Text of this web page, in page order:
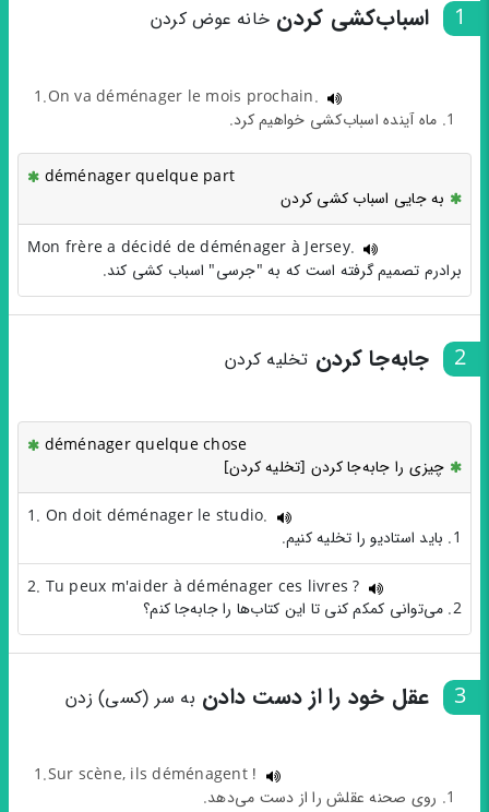
1 اسباب‌کشی کردن خانه عوض کردن
1.On va déménager le mois prochain.
1. ماه آینده اسباب‌کشی خواهیم کرد.
déménager quelque part
به جایی اسباب کشی کردن
Mon frère a décidé de déménager à Jersey.
برادرم تصمیم گرفته است که به "جرسی" اسباب کشی کند.
2 جابه‌جا کردن تخلیه کردن
déménager quelque chose
چیزی را جابه‌جا کردن [تخلیه کردن]
1. On doit déménager le studio.
1. باید استادیو را تخلیه کنیم.
2. Tu peux m'aider à déménager ces livres ?
2. می‌توانی کمکم کنی تا این کتاب‌ها را جابه‌جا کنم؟
3 عقل خود را از دست دادن به سر (کسی) زدن
1.Sur scène, ils déménagent !
1. روی صحنه عقلش را از دست می‌دهد.